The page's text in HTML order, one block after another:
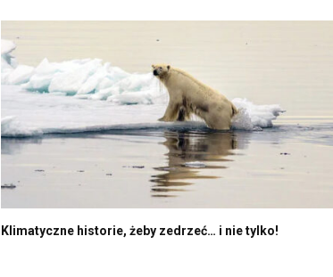
Klimatyczne historie, żeby zedrzeć… i nie tylko!